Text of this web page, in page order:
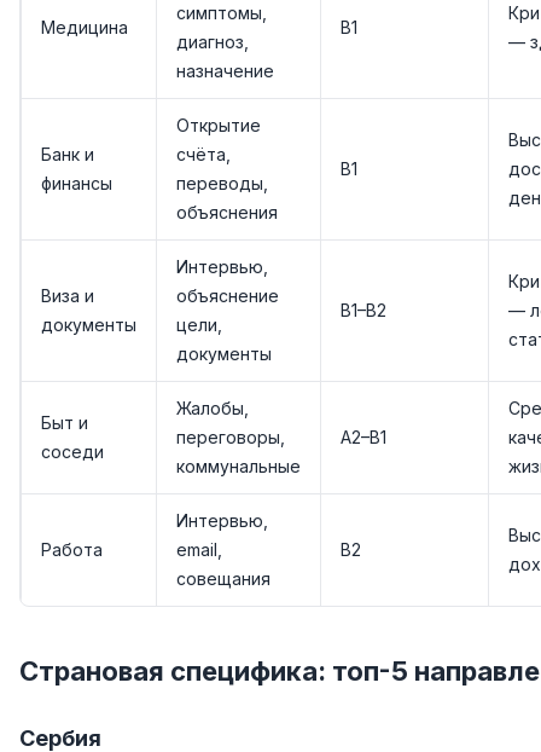
Медицина
симптомы,
диагноз,
назначение
B1
—
Банк и
финансы
Открытие
счёта,
переводы,
объяснения
B1
Виза и
документы
Интервью,
объяснение
цели,
документы
B1–B2
—
Быт и
соседи
Жалобы,
переговоры,
коммунальные
A2–B1
Работа
Интервью,
email,
совещания
B2
Страновая специфика: топ-5
Сербия